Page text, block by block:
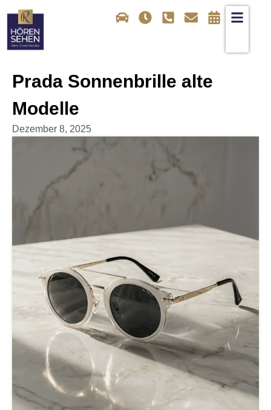
Prada Sonnenbrille alte
Modelle
Dezember 8, 2025